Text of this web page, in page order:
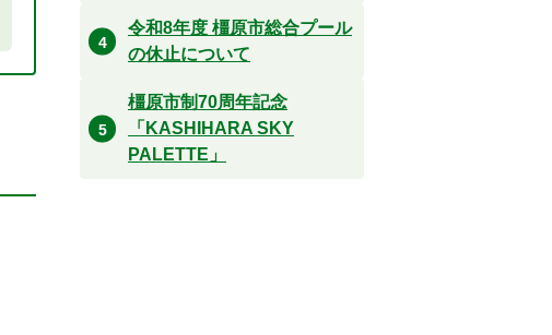
令和8年度 橿原市総合プール
の休止について
橿原市制70周年記念
「KASHIHARA SKY
PALETTE」